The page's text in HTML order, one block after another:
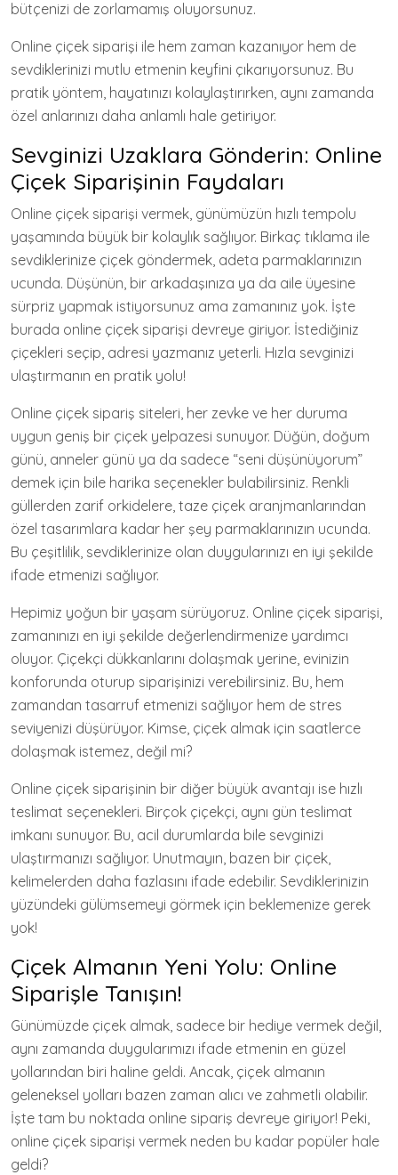
bütçenizi de zorlamamış oluyorsunuz.
Online çiçek siparişi ile hem zaman kazanıyor hem de
sevdiklerinizi mutlu etmenin keyfini çıkarıyorsunuz. Bu
pratik yöntem, hayatınızı kolaylaştırırken, aynı zamanda
özel anlarınızı daha anlamlı hale getiriyor.
Sevginizi Uzaklara Gönderin: Online
Çiçek Siparişinin Faydaları
Online çiçek siparişi vermek, günümüzün hızlı tempolu
yaşamında büyük bir kolaylık sağlıyor. Birkaç tıklama ile
sevdiklerinize çiçek göndermek, adeta parmaklarınızın
ucunda. Düşünün, bir arkadaşınıza ya da aile üyesine
sürpriz yapmak istiyorsunuz ama zamanınız yok. İşte
burada online çiçek siparişi devreye giriyor. İstediğiniz
çiçekleri seçip, adresi yazmanız yeterli. Hızla sevginizi
ulaştırmanın en pratik yolu!
Online çiçek sipariş siteleri, her zevke ve her duruma
uygun geniş bir çiçek yelpazesi sunuyor. Düğün, doğum
günü, anneler günü ya da sadece “seni düşünüyorum”
demek için bile harika seçenekler bulabilirsiniz. Renkli
güllerden zarif orkidelere, taze çiçek aranjmanlarından
özel tasarımlara kadar her şey parmaklarınızın ucunda.
Bu çeşitlilik, sevdiklerinize olan duygularınızı en iyi şekilde
ifade etmenizi sağlıyor.
Hepimiz yoğun bir yaşam sürüyoruz. Online çiçek siparişi,
zamanınızı en iyi şekilde değerlendirmenize yardımcı
oluyor. Çiçekçi dükkanlarını dolaşmak yerine, evinizin
konforunda oturup siparişinizi verebilirsiniz. Bu, hem
zamandan tasarruf etmenizi sağlıyor hem de stres
seviyenizi düşürüyor. Kimse, çiçek almak için saatlerce
dolaşmak istemez, değil mi?
Online çiçek siparişinin bir diğer büyük avantajı ise hızlı
teslimat seçenekleri. Birçok çiçekçi, aynı gün teslimat
imkanı sunuyor. Bu, acil durumlarda bile sevginizi
ulaştırmanızı sağlıyor. Unutmayın, bazen bir çiçek,
kelimelerden daha fazlasını ifade edebilir. Sevdiklerinizin
yüzündeki gülümsemeyi görmek için beklemenize gerek
yok!
Çiçek Almanın Yeni Yolu: Online
Siparişle Tanışın!
Günümüzde çiçek almak, sadece bir hediye vermek değil,
aynı zamanda duygularımızı ifade etmenin en güzel
yollarından biri haline geldi. Ancak, çiçek almanın
geleneksel yolları bazen zaman alıcı ve zahmetli olabilir.
İşte tam bu noktada online sipariş devreye giriyor! Peki,
online çiçek siparişi vermek neden bu kadar popüler hale
geldi?